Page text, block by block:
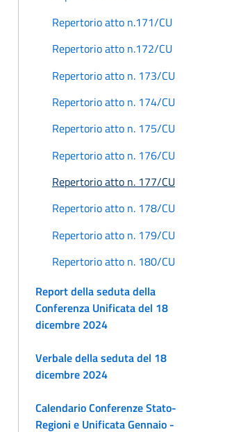
Repertorio atto n.171/CU
Repertorio atto n.172/CU
Repertorio atto n. 173/CU
Repertorio atto n. 174/CU
Repertorio atto n. 175/CU
Repertorio atto n. 176/CU
Repertorio atto n. 177/CU
Repertorio atto n. 178/CU
Repertorio atto n. 179/CU
Repertorio atto n. 180/CU
Report della seduta della
Conferenza Unificata del 18
dicembre 2024
Verbale della seduta del 18
dicembre 2024
Calendario Conferenze Stato-
Regioni e Unificata Gennaio -